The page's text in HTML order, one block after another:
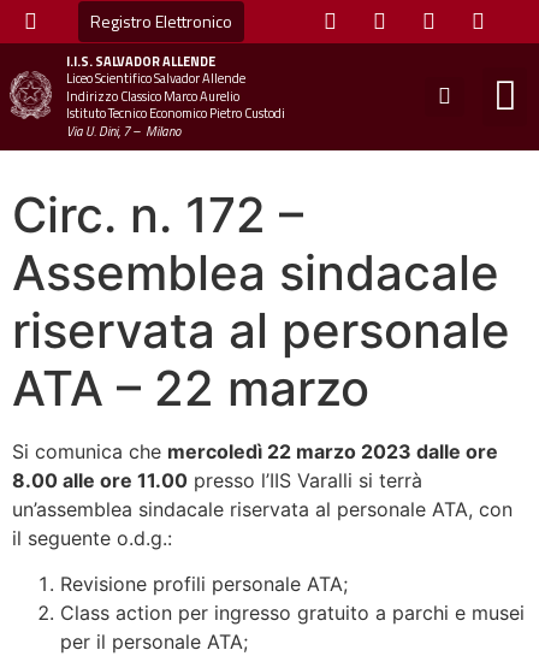
Registro Elettronico
I.I.S.SALVADOR ALLENDE
Liceo Scientifico Salvador Allende
Indirizzo Classico Marco Aurelio
Istituto Tecnico Economico Pietro Custodi
Via U. Dini, 7 – Milano
Circ. n. 172 –
Assemblea sindacale
riservata al personale
ATA – 22 marzo
Si comunica che mercoledì 22 marzo 2023 dalle ore
8.00 alle ore 11.00 presso l’IIS Varalli si terrà
un’assemblea sindacale riservata al personale ATA, con
il seguente o.d.g.:
Revisione profili personale ATA;
Class action per ingresso gratuito a parchi e musei
per il personale ATA;